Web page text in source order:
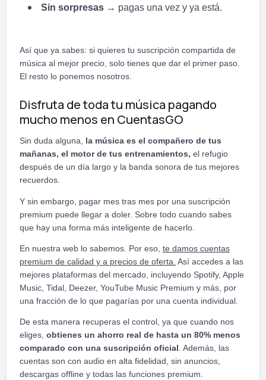
Sin sorpresas → pagas una vez y ya está.
Así que ya sabes: si quieres tu suscripción compartida de
música al mejor precio, solo tienes que dar el primer paso.
El resto lo ponemos nosotros.
Disfruta de toda tu música pagando
mucho menos en CuentasGO
Sin duda alguna, la música es el compañero de tus
mañanas, el motor de tus entrenamientos, el refugio
después de un día largo y la banda sonora de tus mejores
recuerdos.
Y sin embargo, pagar mes tras mes por una suscripción
premium puede llegar a doler. Sobre todo cuando sabes
que hay una forma más inteligente de hacerlo.
En nuestra web lo sabemos. Por eso, te damos cuentas
premium de calidad y a precios de oferta. Así accedes a las
mejores plataformas del mercado, incluyendo Spotify, Apple
Music, Tidal, Deezer, YouTube Music Premium y más, por
una fracción de lo que pagarías por una cuenta individual.
De esta manera recuperas el control, ya que cuando nos
eliges, obtienes un ahorro real de hasta un 80% menos
comparado con una suscripción oficial. Además, las
cuentas son con audio en alta fidelidad, sin anuncios,
descargas offline y todas las funciones premium.